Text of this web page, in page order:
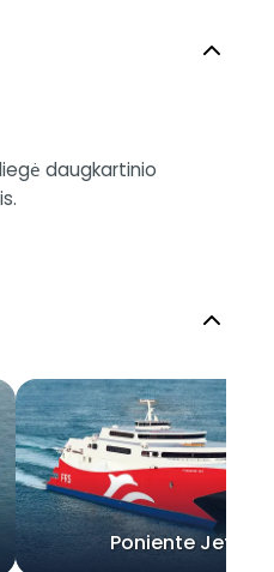
daugkartinio
Poniente Jet